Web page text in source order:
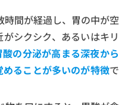
時間が経過し、胃の中が空
シクシク、あるいはキリ
酸の分泌が高まる深夜から
ることが多いのが特徴で